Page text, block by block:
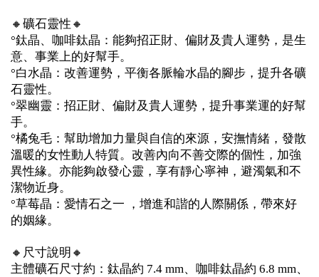
🔸礦石靈性🔸
°鈦晶、咖啡鈦晶：能夠招正財、偏財及貴人運勢，是生
意、事業上的好幫手。
°白水晶：改善運勢，平衡各脈輪水晶的腳步，提升各礦
石靈性。
°翠幽靈：招正財、偏財及貴人運勢，提升事業運的好幫
手。
°橘兔毛：幫助增加力量與自信的來源，安撫情緒，發散
溫暖的女性動人特質。改善內向不善交際的個性，加強
異性緣。亦能夠啟發心靈，享有靜心寧神，避濁氣和不
潔物近身。
°草莓晶：愛情石之一 ，增進和諧的人際關係，帶來好
的姻緣。
🔸尺寸說明🔸
主體礦石尺寸約：鈦晶約 7.4 mm、咖啡鈦晶約 6.8 mm、